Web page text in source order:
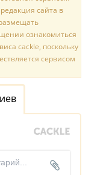
сайта в
ознакомиться
cackle, поскольку
сервисом